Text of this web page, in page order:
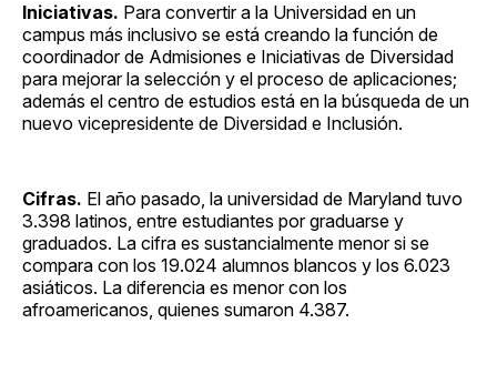
Iniciativas. Para convertir a la Universidad en un
campus más inclusivo se está creando la función de
coordinador de Admisiones e Iniciativas de Diversidad
para mejorar la selección y el proceso de aplicaciones;
además el centro de estudios está en la búsqueda de un
nuevo vicepresidente de Diversidad e Inclusión.
Cifras. El año pasado, la universidad de Maryland tuvo
3.398 latinos, entre estudiantes por graduarse y
graduados. La cifra es sustancialmente menor si se
compara con los 19.024 alumnos blancos y los 6.023
asiáticos. La diferencia es menor con los
afroamericanos, quienes sumaron 4.387.